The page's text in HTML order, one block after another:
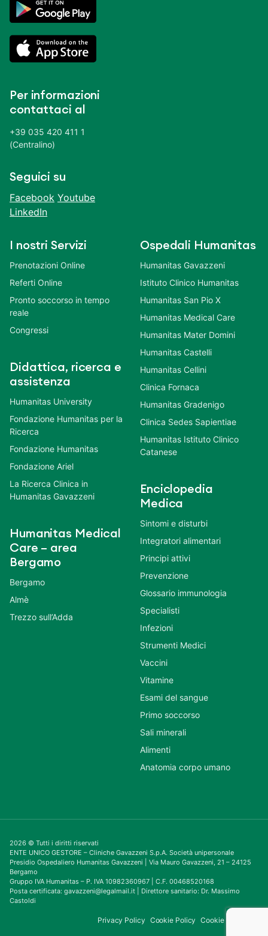
Per informazioni
contattaci al
+39 035 420 411 1
(Centralino)
Seguici su
Facebook Youtube
LinkedIn
I nostri Servizi
Prenotazioni Online
Referti Online
Pronto soccorso in tempo
reale
Congressi
Didattica, ricerca e
assistenza
Humanitas University
Fondazione Humanitas per la
Ricerca
Fondazione Humanitas
Fondazione Ariel
La Ricerca Clinica in
Humanitas Gavazzeni
Humanitas Medical
Care – area
Bergamo
Bergamo
Almè
Trezzo sull’Adda
Ospedali Humanitas
Humanitas Gavazzeni
Istituto Clinico Humanitas
Humanitas San Pio X
Humanitas Medical Care
Humanitas Mater Domini
Humanitas Castelli
Humanitas Cellini
Clinica Fornaca
Humanitas Gradenigo
Clinica Sedes Sapientiae
Humanitas Istituto Clinico
Catanese
Enciclopedia
Medica
Sintomi e disturbi
Integratori alimentari
Principi attivi
Prevenzione
Glossario immunologia
Specialisti
Infezioni
Strumenti Medici
Vaccini
Vitamine
Esami del sangue
Primo soccorso
Sali minerali
Alimenti
Anatomia corpo umano
2026 © Tutti i diritti riservati
ENTE UNICO GESTORE – Cliniche Gavazzeni S.p.A. Società unipersonale
Presidio Ospedaliero Humanitas Gavazzeni | Via Mauro Gavazzeni, 21 – 24125
Bergamo
Gruppo IVA Humanitas – P. IVA 10982360967 | C.F. 00468520168
Posta certificata: gavazzeni@legalmail.it | Direttore sanitario: Dr. Massimo
Castoldi
Privacy Policy Cookie Policy Cookie Consent